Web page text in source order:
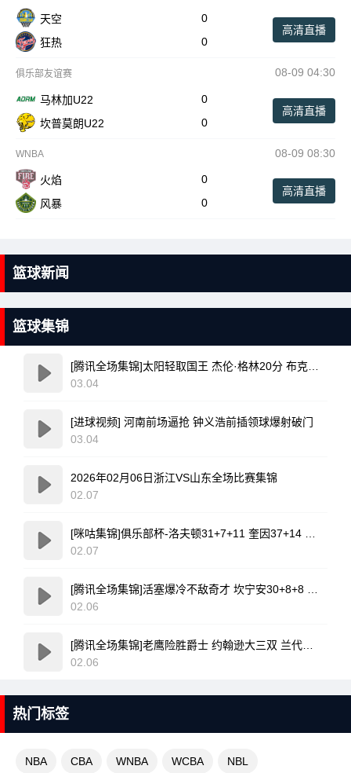
天空
0
狂热
0
高清直播
俱乐部友谊赛 08-09 04:30
马林加U22
0
坎普莫朗U22
0
高清直播
WNBA 08-09 08:30
火焰
0
风暴
0
高清直播
篮球新闻
篮球集锦
03.04
[进球视频] 河南前场逼抢 钟义浩前插领球爆射破门
03.04
2026年02月06日浙江VS山东全场比赛集锦
02.07
02.07
02.06
02.06
热门标签
NBA CBA WNBA WCBA NBL